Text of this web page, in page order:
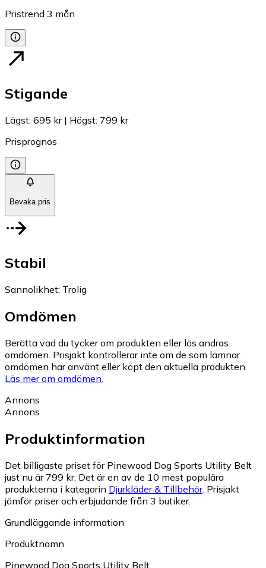
Pristrend 3 mån
Stigande
Lägst: 695 kr| Högst: 799 kr
Prisprognos
Bevaka pris
Stabil
Sannolikhet: Trolig
Omdömen
Berätta vad du tycker om produkten eller läs andras
omdömen. Prisjakt kontrollerar inte om de som lämnar
omdömen har använt eller köpt den aktuella produkten.
Läs mer om omdömen.
Annons
Annons
Produktinformation
Det billigaste priset för Pinewood Dog Sports Utility Belt
just nu är 799 kr. Det är en av de 10 mest populära
produkterna i kategorin Djurkläder & Tillbehör. Prisjakt
jämför priser och erbjudande från 3 butiker.
Grundläggande information
Produktnamn
Pinewood Dog Sports Utility Belt